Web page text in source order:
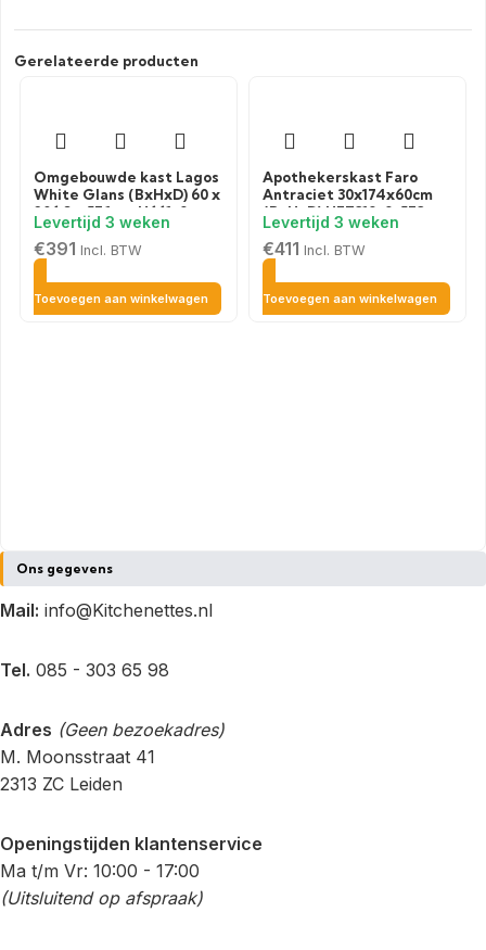
Gerelateerde producten
Omgebouwde kast Lagos
White Glans (BxHxD) 60 x
206,8 x 57,1 cm H661-9
€391 Incl. BTW
Toevoegen aan winkelwagen
Apothekerskast Faro
Antraciet 30x174x60cm
(BxHxD) HFZ319-9-573
€411 Incl. BTW
Toevoegen aan winkelwagen
Ons gegevens
Mail: info@Kitchenettes.nl
Tel. 085 - 303 65 98
Adres (Geen bezoekadres)
M. Moonsstraat 41
2313 ZC Leiden
Openingstijden klantenservice
Ma t/m Vr: 10:00 - 17:00
(Uitsluitend op afspraak)